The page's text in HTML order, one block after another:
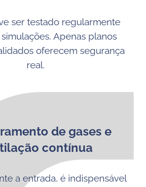
ser testado regularmente
Apenas planos
oferecem segurança
real.
de gases e
contínua
a entrada, é indispensável